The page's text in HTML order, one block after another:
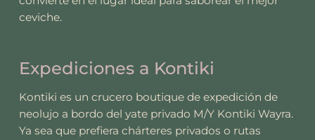
ceviche.
Expediciones a Kontiki
Kontiki es un crucero boutique de expedición de
neolujo a bordo del yate privado M/Y Kontiki Wayra.
Ya sea que prefiera chárteres privados o rutas